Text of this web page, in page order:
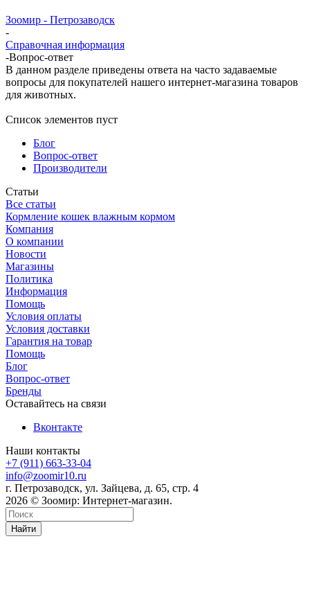
Зоомир - Петрозаводск
-
Справочная информация
-Вопрос-ответ
В данном разделе приведены ответа на часто задаваемые
вопросы для покупателей нашего интернет-магазина товаров
для животных.
Список элементов пуст
Блог
Вопрос-ответ
Производители
Статьи
Все статьи
Кормление кошек влажным кормом
Компания
О компании
Новости
Магазины
Политика
Информация
Помощь
Условия оплаты
Условия доставки
Гарантия на товар
Помощь
Блог
Вопрос-ответ
Бренды
Оставайтесь на связи
Вконтакте
Наши контакты
+7 (911) 663-33-04
info@zoomir10.ru
г. Петрозаводск, ул. Зайцева, д. 65, стр. 4
2026 © Зоомир: Интернет-магазин.
Найти